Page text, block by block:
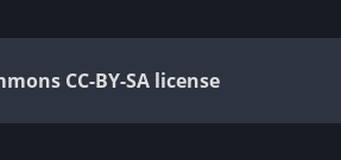
CC-BY-SA license